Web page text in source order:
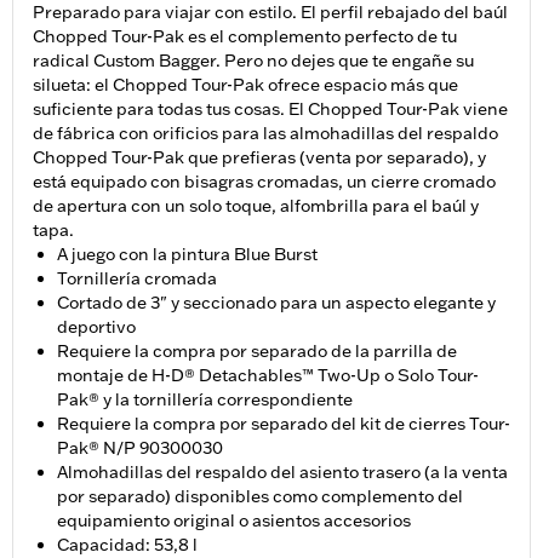
Preparado para viajar con estilo. El perfil rebajado del baúl
Chopped Tour-Pak es el complemento perfecto de tu
radical Custom Bagger. Pero no dejes que te engañe su
silueta: el Chopped Tour-Pak ofrece espacio más que
suficiente para todas tus cosas. El Chopped Tour-Pak viene
de fábrica con orificios para las almohadillas del respaldo
Chopped Tour-Pak que prefieras (venta por separado), y
está equipado con bisagras cromadas, un cierre cromado
de apertura con un solo toque, alfombrilla para el baúl y
tapa.
A juego con la pintura Blue Burst
Tornillería cromada
Cortado de 3" y seccionado para un aspecto elegante y
deportivo
Requiere la compra por separado de la parrilla de
montaje de H-D® Detachables™ Two-Up o Solo Tour-
Pak® y la tornillería correspondiente
Requiere la compra por separado del kit de cierres Tour-
Pak® N/P 90300030
Almohadillas del respaldo del asiento trasero (a la venta
por separado) disponibles como complemento del
equipamiento original o asientos accesorios
Capacidad: 53,8 l